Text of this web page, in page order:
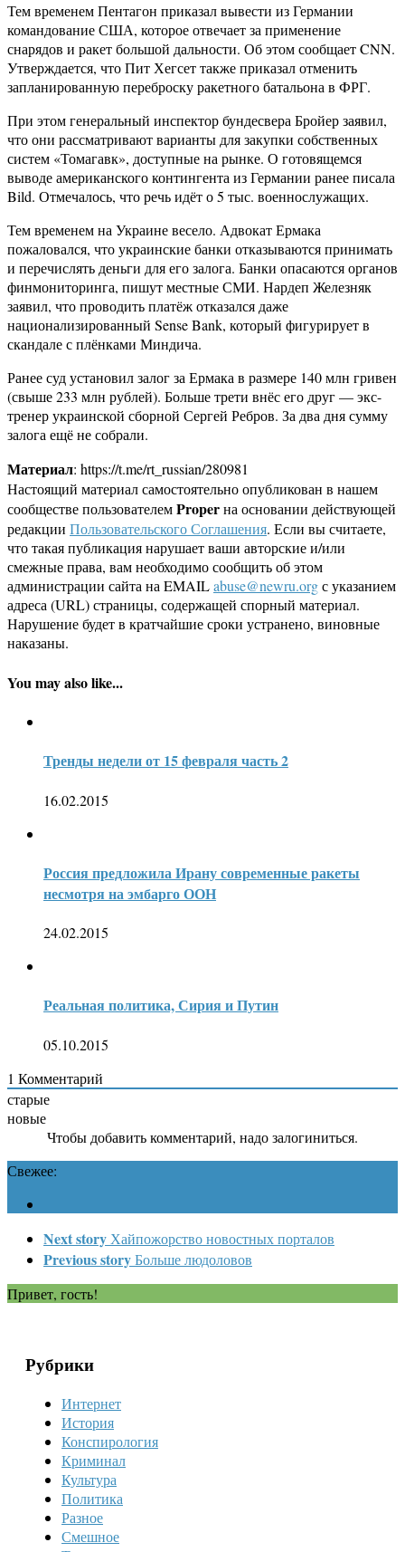
Тем временем Пентагон приказал вывести из Германии
командование США, которое отвечает за применение
снарядов и ракет большой дальности. Об этом сообщает CNN.
Утверждается, что Пит Хегсет также приказал отменить
запланированную переброску ракетного батальона в ФРГ.
При этом генеральный инспектор бундесвера Бройер заявил,
что они рассматривают варианты для закупки собственных
систем «Томагавк», доступные на рынке. О готовящемся
выводе американского контингента из Германии ранее писала
Bild. Отмечалось, что речь идёт о 5 тыс. военнослужащих.
Тем временем на Украине весело. Адвокат Ермака
пожаловался, что украинские банки отказываются принимать
и перечислять деньги для его залога. Банки опасаются органов
финмониторинга, пишут местные СМИ. Нардеп Железняк
заявил, что проводить платёж отказался даже
национализированный Sense Bank, который фигурирует в
скандале с плёнками Миндича.
Ранее суд установил залог за Ермака в размере 140 млн гривен
(свыше 233 млн рублей). Больше трети внёс его друг — экс-
тренер украинской сборной Сергей Ребров. За два дня сумму
залога ещё не собрали.
Материал: https://t.me/rt_russian/280981
Настоящий материал самостоятельно опубликован в нашем
сообществе пользователемProperна основании действующей
редакции Пользовательского Соглашения. Если вы считаете,
что такая публикация нарушает ваши авторские и/или
смежные права, вам необходимо сообщить об этом
администрации сайта на EMAILabuse@newru.orgс указанием
адреса (URL) страницы, содержащей спорный материал.
Нарушение будет в кратчайшие сроки устранено, виновные
наказаны.
You may also like...
Тренды недели от 15 февраля часть 2
16.02.2015
Россия предложила Ирану современные ракеты
несмотря на эмбарго ООН
24.02.2015
Реальная политика, Сирия и Путин
05.10.2015
1 Комментарий
старые
новые
Чтобы добавить комментарий, надо залогиниться.
Свежее:
Next story Хайпожорство новостных порталов
Previous storyБольше людоловов
Привет, гость!
Рубрики
Интернет
История
Конспирология
Криминал
Культура
Политика
Разное
Смешное